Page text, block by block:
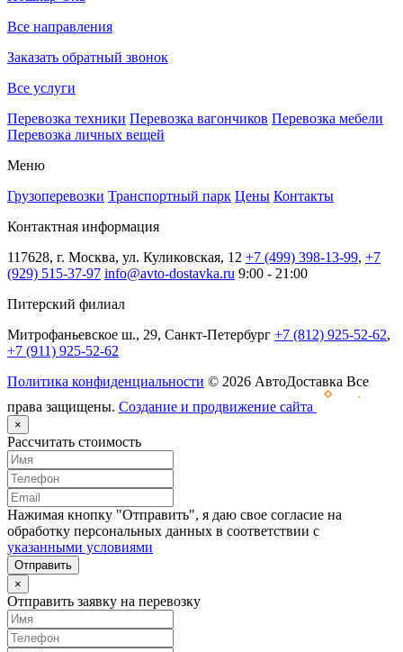
Все направления
Заказать обратный звонок
Все услуги
Перевозка техники Перевозка вагончиков Перевозка мебели
Перевозка личных вещей
Меню
Грузоперевозки Транспортный парк Цены Контакты
Контактная информация
117628, г. Москва, ул. Куликовская, 12 +7 (499) 398-13-99, +7
(929) 515-37-97 info@avto-dostavka.ru 9:00 - 21:00
Питерский филиал
Митрофаньевское ш., 29, Санкт-Петербург +7 (812) 925-52-62,
+7 (911) 925-52-62
Политика конфиденциальности © 2026 АвтоДоставка Все
права защищены. Создание и продвижение сайта
×
Рассчитать стоимость
Нажимая кнопку "Отправить", я даю свое согласие на
обработку персональных данных в соответствии с
указанными условиями
Отправить
×
Отправить заявку на перевозку